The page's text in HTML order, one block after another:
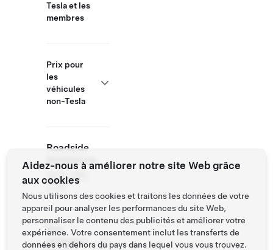
Tesla et les
membres
Prix pour
les
véhicules
non-Tesla
Roadside
Assistance
(877) 798-
3752
partenaire
Aidez-nous à améliorer notre site Web grâce
aux cookies
Nous utilisons des cookies et traitons les données de votre
appareil pour analyser les performances du site Web,
personnaliser le contenu des publicités et améliorer votre
expérience. Votre consentement inclut les transferts de
données en dehors du pays dans lequel vous vous trouvez.